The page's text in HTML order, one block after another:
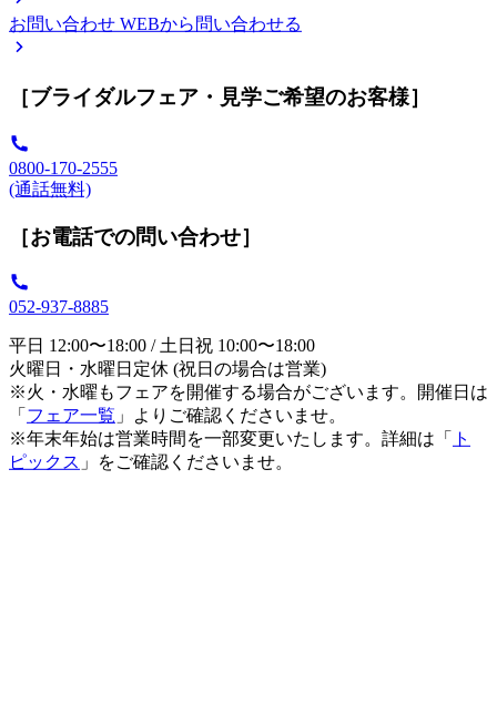
お問い合わせ WEBから問い合わせる
［ブライダルフェア・見学ご希望のお客様］
0800-170-2555
(通話無料)
［お電話での問い合わせ］
052-937-8885
平日 12:00〜18:00 / 土日祝 10:00〜18:00
火曜日・水曜日定休 (祝日の場合は営業)
※火・水曜もフェアを開催する場合がございます。開催日は
「 フェア一覧 」よりご確認くださいませ。
※年末年始は営業時間を一部変更いたします。詳細は「
ト
ピックス 」をご確認くださいませ。